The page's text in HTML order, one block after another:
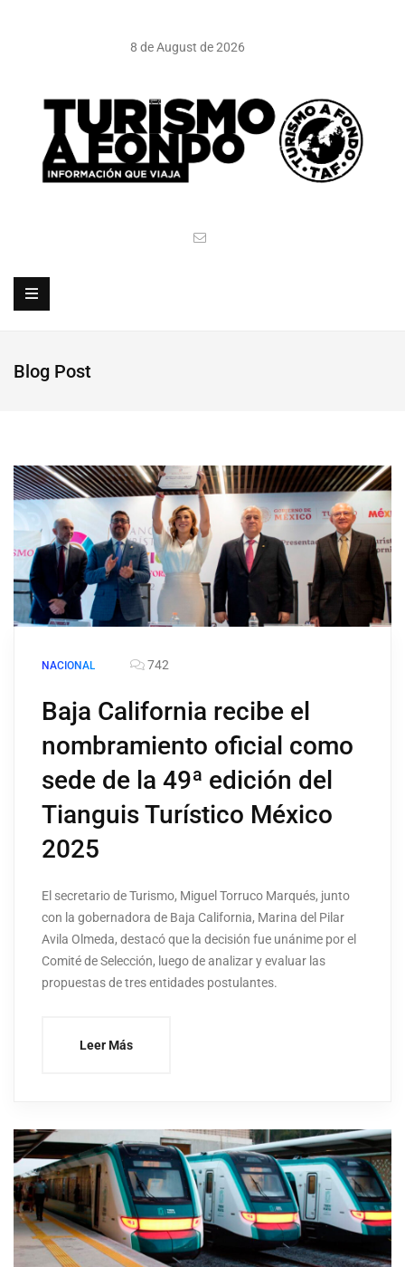
8 de August de 2026
Blog Post
NACIONAL 742
Baja California recibe el
nombramiento oficial como
sede de la 49ª edición del
Tianguis Turístico México
2025
El secretario de Turismo, Miguel Torruco Marqués, junto
con la gobernadora de Baja California, Marina del Pilar
Avila Olmeda, destacó que la decisión fue unánime por el
Comité de Selección, luego de analizar y evaluar las
propuestas de tres entidades postulantes.
Leer Más